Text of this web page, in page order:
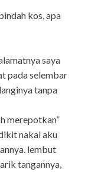
kos, apa
saya
pada selembar
tanpa
merepotkan”
nakal aku
lembut
tangannya,